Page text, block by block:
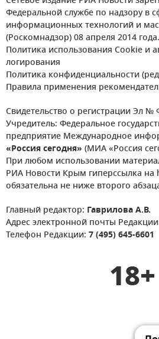
Федеральной службе по надзору в
информационных технологий и
(Роскомнадзор) 08 апреля 2014 года.
Политика использования Cookie и
логирования
Политика конфиденциальности
Правила применения
Свидетельство о регистрации Эл №
Учредитель: Федеральное
предприятие Международное
«Россия сегодня» (МИА «Россия
При любом использовании
РИА Новости Крым гиперссылка
обязательна не ниже второго
Главный редактор: Гаврилова А.В.
Адрес электронной почты
Телефон Редакции: 7 (495) 645-6601
18+